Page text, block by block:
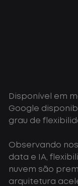
Disponível em
Google
grau de
Observando
data e IA,
nuvem são
arquitetura